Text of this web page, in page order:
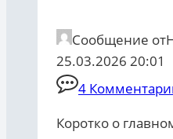
Сообщение от
25.03.2026 20:01
4
Коротко о